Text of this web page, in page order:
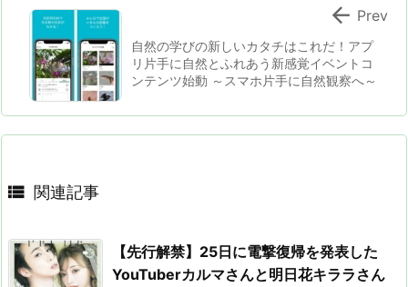
自然の学びの新しいカタチはこれだ！アプ
リ片手に自然とふれあう新感覚イベントコ
ンテンツ始動 ～スマホ片手に自然観察へ～
 Prev
 関連記事
【先行解禁】25日に電撃復帰を発表した
YouTuberカルマさんと明日花キララさん